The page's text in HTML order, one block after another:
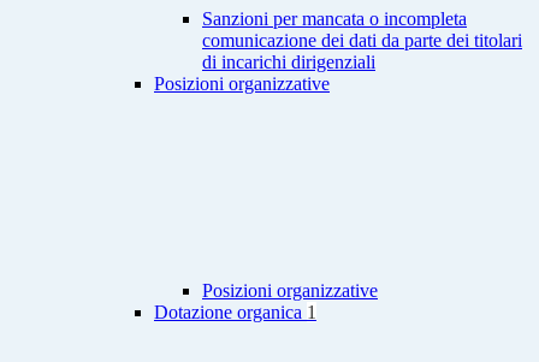
Sanzioni per mancata o incompleta
comunicazione dei dati da parte dei titolari
di incarichi dirigenziali
Posizioni organizzative
Posizioni organizzative
Dotazione organica 1